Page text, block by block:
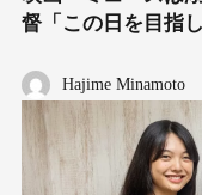
督「この日を目指
Hajime Minamoto